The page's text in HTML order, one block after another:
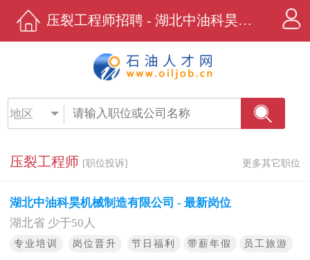
压裂工程师招聘 - 湖北中油科昊机械制造有限公司 - 石油人才网
地区
压裂工程师 [职位投诉] 更多其它职位
湖北中油科昊机械制造有限公司 - 最新岗位
湖北省 少于50人
专业培训 岗位晋升 节日福利 带薪年假 员工旅游